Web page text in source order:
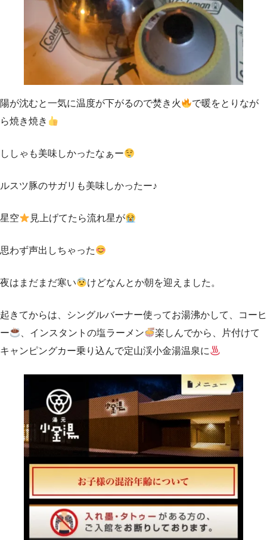
陽が沈むと一気に温度が下がるので焚き火
で暖をとりなが
ら焼き焼き
ししゃも美味しかったなぁー
ルスツ豚のサガリも美味しかったー♪
星空 見上げてたら流れ星が
思わず声出しちゃった
夜はまだまだ寒い けどなんとか朝を迎えました。
起きてからは、シングルバーナー使ってお湯沸かして、コーヒ
ー
、インスタントの塩ラーメン
楽しんでから、片付けて
キャンピングカー乗り込んで定山渓小金湯温泉に